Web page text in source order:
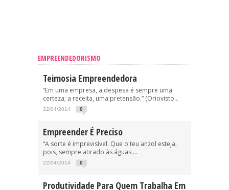
EMPREENDEDORISMO
Teimosia Empreendedora
“Em uma empresa, a despesa é sempre uma
certeza; a receita, uma pretensão.” (Oriovisto...
22/04/2014 0
Empreender É Preciso
“A sorte é imprevisível. Que o teu anzol esteja,
pois, sempre atirado às águas....
22/04/2014 0
Produtividade Para Quem Trabalha Em